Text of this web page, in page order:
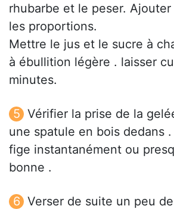
rhubarbe et le peser.
les proportions.
Mettre le jus et le sucre à
à ébullition légère . laisser
minutes.
Vérifier la prise de la
une spatule en bois dedans
fige instantanément ou
bonne .
Verser de suite un peu